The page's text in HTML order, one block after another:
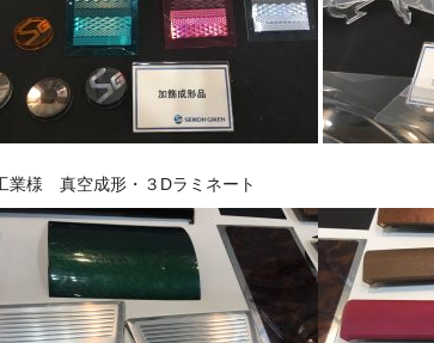
業様 真空成形・３Dラミネート